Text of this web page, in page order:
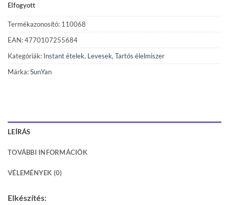
Elfogyott
Termékazonosító: 110068
EAN: 4770107255684
Kategóriák: Instant ételek, Levesek, Tartós élelmiszer
Márka:SunYan
LEÍRÁS
TOVÁBBI INFORMÁCIÓK
VÉLEMÉNYEK (0)
Elkészítés: